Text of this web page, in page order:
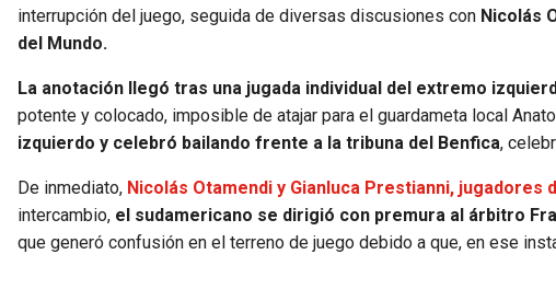
interrupción del juego, seguida de diversas discusiones con Nicolás
del Mundo.
La anotación llegó tras una jugada individual del extremo
potente y colocado, imposible de atajar para el guardameta local
izquierdo y celebró bailando frente a la tribuna del Benfica,
De inmediato, Nicolás Otamendi y Gianluca Prestianni,
intercambio, el sudamericano se dirigió con premura al árbitro
que generó confusión en el terreno de juego debido a que, en ese